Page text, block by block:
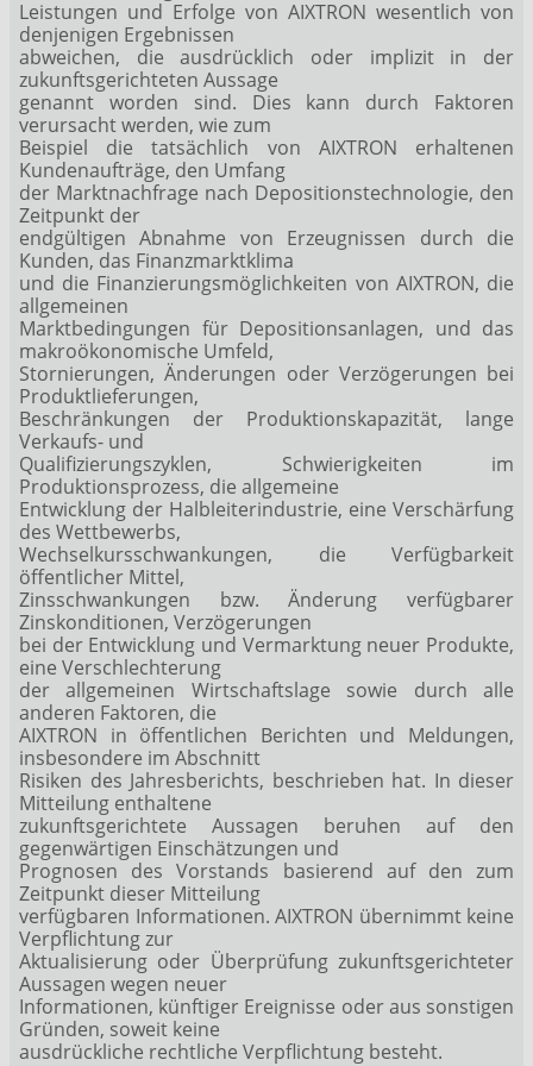
Leistungen und Erfolge von AIXTRON wesentlich von
denjenigen Ergebnissen
abweichen, die ausdrücklich oder implizit in der
zukunftsgerichteten Aussage
genannt worden sind. Dies kann durch Faktoren
verursacht werden, wie zum
Beispiel die tatsächlich von AIXTRON erhaltenen
Kundenaufträge, den Umfang
der Marktnachfrage nach Depositionstechnologie, den
Zeitpunkt der
endgültigen Abnahme von Erzeugnissen durch die
Kunden, das Finanzmarktklima
und die Finanzierungsmöglichkeiten von AIXTRON, die
allgemeinen
Marktbedingungen für Depositionsanlagen, und das
makroökonomische Umfeld,
Stornierungen, Änderungen oder Verzögerungen bei
Produktlieferungen,
Beschränkungen der Produktionskapazität, lange
Verkaufs- und
Qualifizierungszyklen, Schwierigkeiten im
Produktionsprozess, die allgemeine
Entwicklung der Halbleiterindustrie, eine Verschärfung
des Wettbewerbs,
Wechselkursschwankungen, die Verfügbarkeit
öffentlicher Mittel,
Zinsschwankungen bzw. Änderung verfügbarer
Zinskonditionen, Verzögerungen
bei der Entwicklung und Vermarktung neuer Produkte,
eine Verschlechterung
der allgemeinen Wirtschaftslage sowie durch alle
anderen Faktoren, die
AIXTRON in öffentlichen Berichten und Meldungen,
insbesondere im Abschnitt
Risiken des Jahresberichts, beschrieben hat. In dieser
Mitteilung enthaltene
zukunftsgerichtete Aussagen beruhen auf den
gegenwärtigen Einschätzungen und
Prognosen des Vorstands basierend auf den zum
Zeitpunkt dieser Mitteilung
verfügbaren Informationen. AIXTRON übernimmt keine
Verpflichtung zur
Aktualisierung oder Überprüfung zukunftsgerichteter
Aussagen wegen neuer
Informationen, künftiger Ereignisse oder aus sonstigen
Gründen, soweit keine
ausdrückliche rechtliche Verpflichtung besteht.